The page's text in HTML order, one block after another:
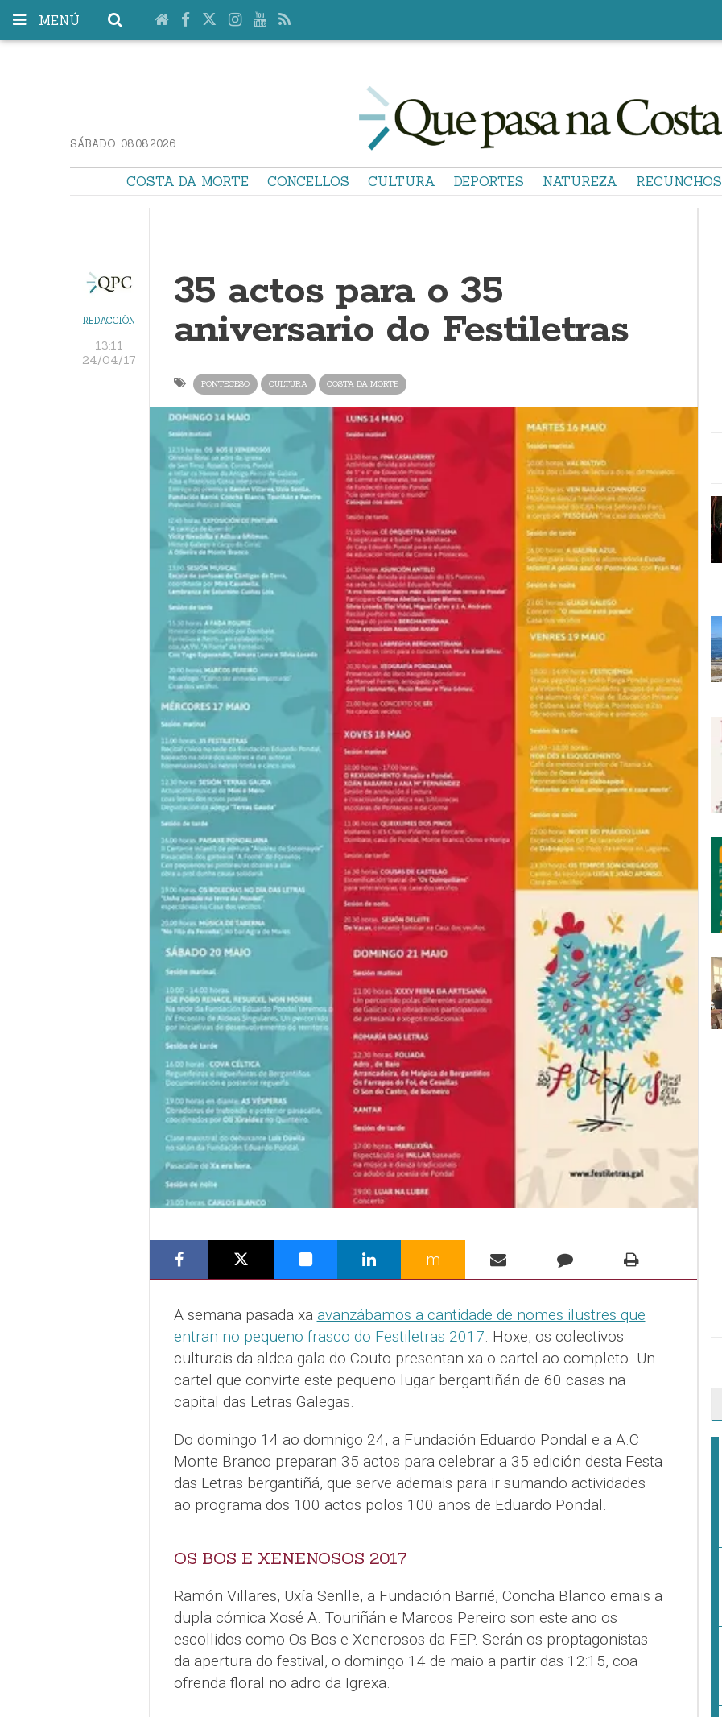
MENÚ
SÁBADO. 08.08.2026
COSTA DA MORTE CONCELLOS CULTURA DEPORTES NATUREZA RECUNCHOS
REDACCIÓN
13:11
24/04/17
35 actos para o 35
aniversario do Festiletras
PONTECESO CULTURA COSTA DA MORTE
m
A semana pasada xa avanzábamos a cantidade de nomes ilustres que
entran no pequeno frasco do Festiletras 2017. Hoxe, os colectivos
culturais da aldea gala do Couto presentan xa o cartel ao completo. Un
cartel que convirte este pequeno lugar bergantiñán de 60 casas na
capital das Letras Galegas.
Do domingo 14 ao domnigo 24, a Fundación Eduardo Pondal e a A.C
Monte Branco preparan 35 actos para celebrar a 35 edición desta Festa
das Letras bergantiñá, que serve ademais para ir sumando actividades
ao programa dos 100 actos polos 100 anos de Eduardo Pondal.
OS BOS E XENENOSOS 2017
Ramón Villares, Uxía Senlle, a Fundación Barrié, Concha Blanco emais a
dupla cómica Xosé A. Touriñán e Marcos Pereiro son este ano os
escollidos como Os Bos e Xenerosos da FEP. Serán os proptagonistas
da apertura do festival, o domingo 14 de maio a partir das 12:15, coa
ofrenda floral no adro da Igrexa.